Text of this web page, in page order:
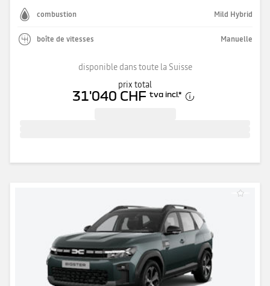
combustion Mild Hybrid
boîte de vitesses Manuelle
disponible dans toute la Suisse
prix total
31'040 CHF tva incl.*